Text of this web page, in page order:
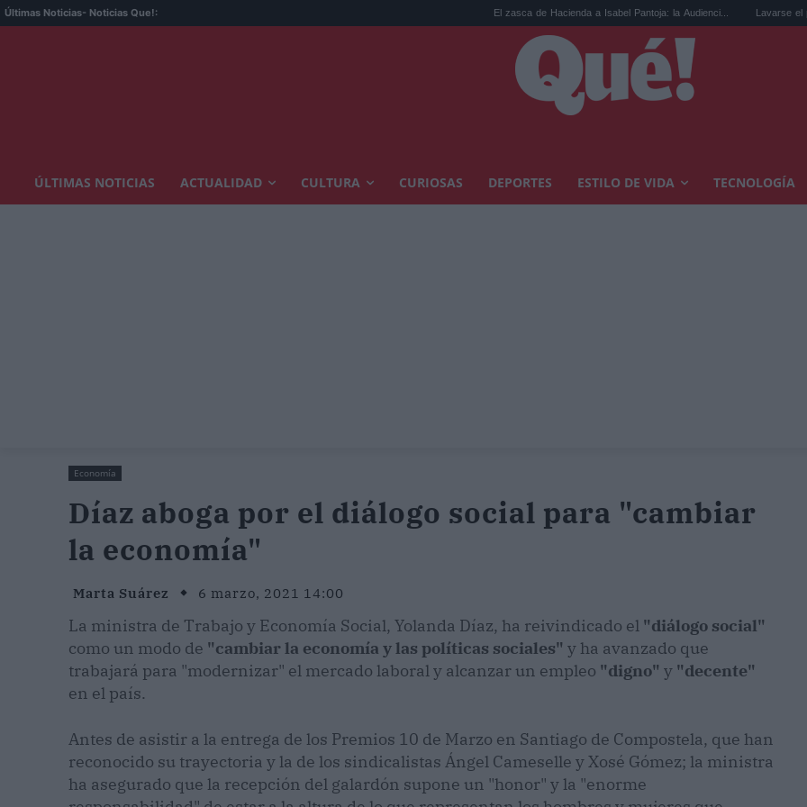
Últimas Noticias- Noticias Que!: El zasca de Hacienda a Isabel Pantoja: la Audienci... Lavarse el pelo con
ÚLTIMAS NOTICIAS ACTUALIDAD CULTURA CURIOSAS DEPORTES ESTILO DE VIDA TECNOLOGÍA
Economía
Díaz aboga por el diálogo social para "cambiar
la economía"
Marta Suárez 6 marzo, 2021 14:00
La ministra de Trabajo y Economía Social, Yolanda Díaz, ha reivindicado el "diálogo social"
como un modo de "cambiar la economía y las políticas sociales" y ha avanzado que
trabajará para "modernizar" el mercado laboral y alcanzar un empleo "digno" y "decente"
en el país.
Antes de asistir a la entrega de los Premios 10 de Marzo en Santiago de Compostela, que han
reconocido su trayectoria y la de los sindicalistas Ángel Cameselle y Xosé Gómez; la ministra
ha asegurado que la recepción del galardón supone un "honor" y la "enorme